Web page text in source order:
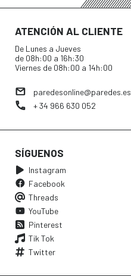
ATENCIÓN AL CLIENTE
De Lunes a Jueves
de 08h:00 a 16h:30
Viernes de 08h:00 a 14h:00
paredesonline@paredes.es
+ 34 966 630 052
SÍGUENOS
Instagram
Facebook
Threads
YouTube
Pinterest
Tik Tok
Twitter